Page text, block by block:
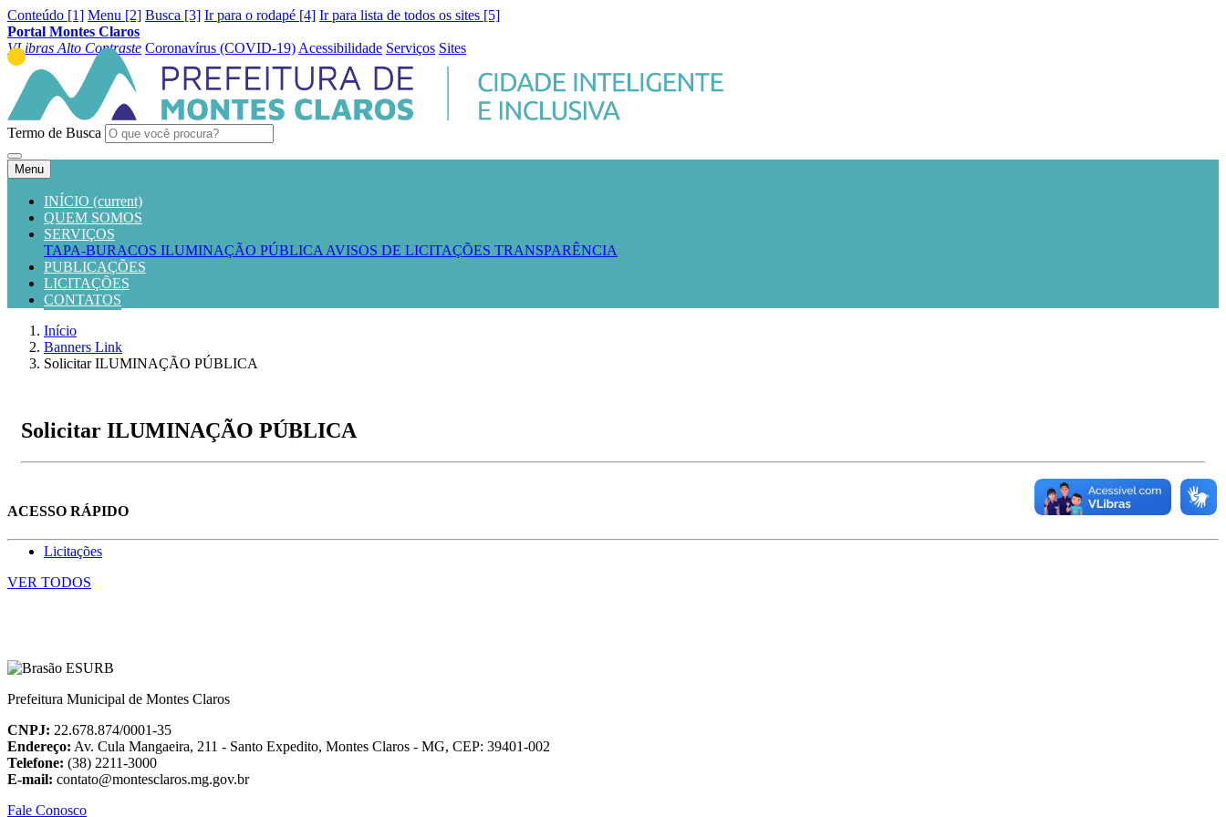
Conteúdo [1] Menu [2] Busca [3] Ir para o rodapé [4] Ir para lista de todos os sites [5]
Portal Montes Claros
VLibras Alto Contraste Coronavírus (COVID-19) Acessibilidade Serviços Sites
Termo de Busca
Menu
INÍCIO (current)
QUEM SOMOS
SERVIÇOS
TAPA-BURACOS ILUMINAÇÃO PÚBLICA AVISOS DE LICITAÇÕES TRANSPARÊNCIA
PUBLICAÇÕES
LICITAÇÕES
CONTATOS
Início
Banners Link
Solicitar ILUMINAÇÃO PÚBLICA
Solicitar ILUMINAÇÃO PÚBLICA
ACESSO RÁPIDO
Licitações
VER TODOS
Prefeitura Municipal de Montes Claros
CNPJ: 22.678.874/0001-35
Endereço: Av. Cula Mangaeira, 211 - Santo Expedito, Montes Claros - MG, CEP: 39401-002
Telefone: (38) 2211-3000
E-mail: contato@montesclaros.mg.gov.br
Fale Conosco